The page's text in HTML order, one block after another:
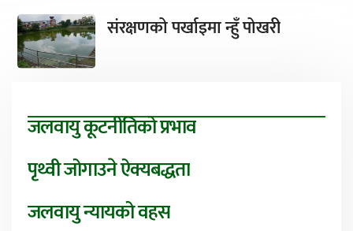
संरक्षणको पर्खाइमा न्हुँ पोखरी
जलवायु कूटनीतिको प्रभाव
पृथ्वी जोगाउने ऐक्यबद्धता
जलवायु न्यायको वहस